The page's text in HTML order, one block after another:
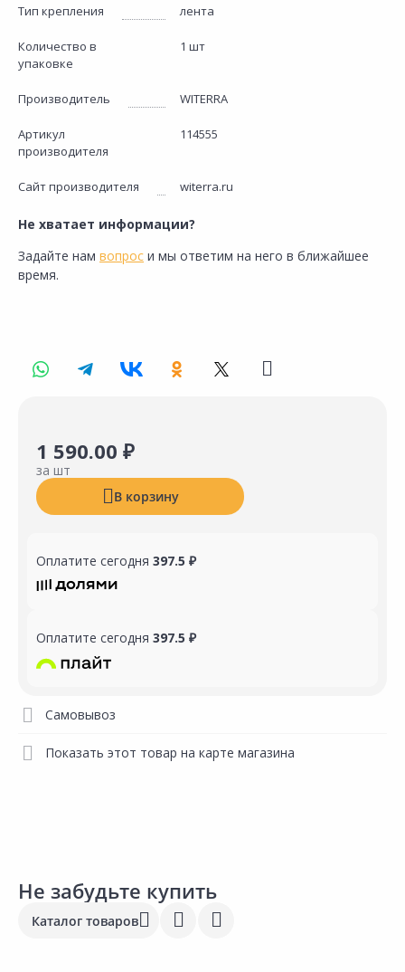
Тип крепления лента
Количество в
упаковке
1 шт
Производитель WITERRA
Артикул
производителя
114555
Сайт производителя witerra.ru
Не хватает информации?
Задайте нам вопрос и мы ответим на него в ближайшее
время.
1 590.00 ₽
за шт
В корзину
Оплатите сегодня 397.5 ₽
Оплатите сегодня 397.5 ₽
Самовывоз
Показать этот товар на карте магазина
Не забудьте купить
Каталог товаров